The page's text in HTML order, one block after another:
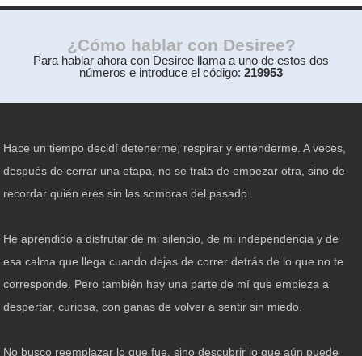
¿Cómo hablar con Desiree?
Para hablar ahora con Desiree llama a uno de estos dos
números e introduce el código: 219953
Hace un tiempo decidí detenerme, respirar y entenderme. A veces,
después de cerrar una etapa, no se trata de empezar otra, sino de
recordar quién eres sin las sombras del pasado.
He aprendido a disfrutar de mi silencio, de mi independencia y de
esa calma que llega cuando dejas de correr detrás de lo que no te
corresponde. Pero también hay una parte de mí que empieza a
despertar, curiosa, con ganas de volver a sentir sin miedo.
No busco reemplazar lo que fue, sino descubrir lo que aún puede